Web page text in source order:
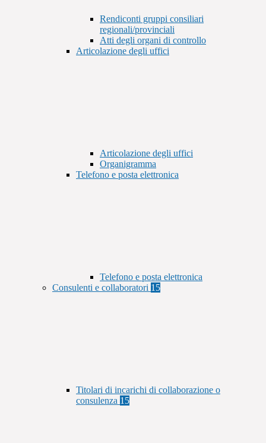
Rendiconti gruppi consiliari
regionali/provinciali
Atti degli organi di controllo
Articolazione degli uffici
Articolazione degli uffici
Organigramma
Telefono e posta elettronica
Telefono e posta elettronica
Consulenti e collaboratori 15
Titolari di incarichi di collaborazione o
consulenza 15